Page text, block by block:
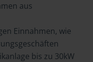
aus
Einnahmen, wie
bis zu 30kW